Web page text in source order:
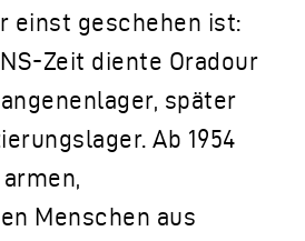
einst geschehen ist:
Zeit diente Oradour
später
Ab 1954
Menschen aus